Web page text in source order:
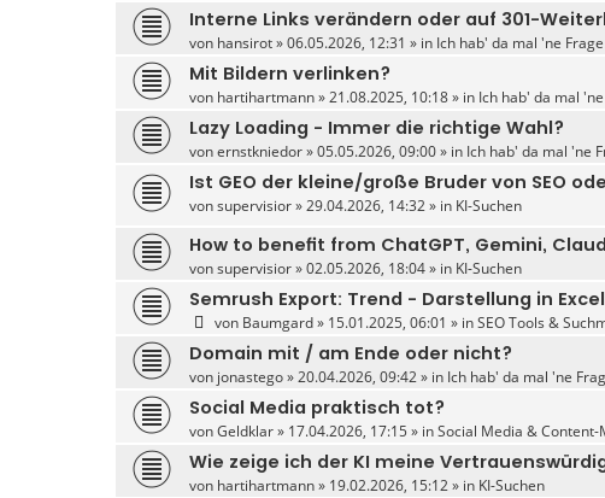
Interne Links verändern oder auf 301-
von hansirot» 06.05.2026, 12:31 » in Ich hab' da mal 'ne Frage
Mit Bildern verlinken?
von hartihartmann» 21.08.2025, 10:18 » in Ich hab' da mal
Lazy Loading - Immer die richtige Wahl?
vonernstkniedor» 05.05.2026, 09:00 » in Ich hab' da mal 'ne
Ist GEO der kleine/große Bruder von SEO
vonsupervisior» 29.04.2026, 14:32 » in KI-Suchen
How to benefit from ChatGPT, Gemini,
vonsupervisior» 02.05.2026, 18:04 » in KI-Suchen
Semrush Export: Trend - Darstellung in Excel
von Baumgard» 15.01.2025, 06:01 » inSEO Tools &
Domain mit / am Ende oder nicht?
von jonastego» 20.04.2026, 09:42 » in Ich hab' da mal 'ne
Social Media praktisch tot?
vonGeldklar» 17.04.2026, 17:15 » inSocial Media &
Wie zeige ich der KI meine
von hartihartmann» 19.02.2026, 15:12 » in KI-Suchen